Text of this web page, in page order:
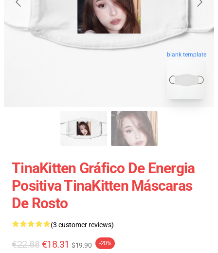
blank template
TinaKitten Gráfico De Energia
Positiva TinaKitten Máscaras
De Rosto
(3 customer reviews)
€22.88 €18.31 $19.90 -20%